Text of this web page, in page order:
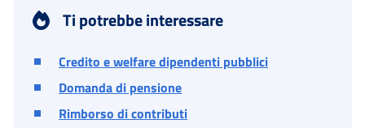
Ti potrebbe interessare
Credito e welfare dipendenti pubblici
Domanda di pensione
Rimborso di contributi